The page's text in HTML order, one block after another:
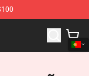
Monkeys